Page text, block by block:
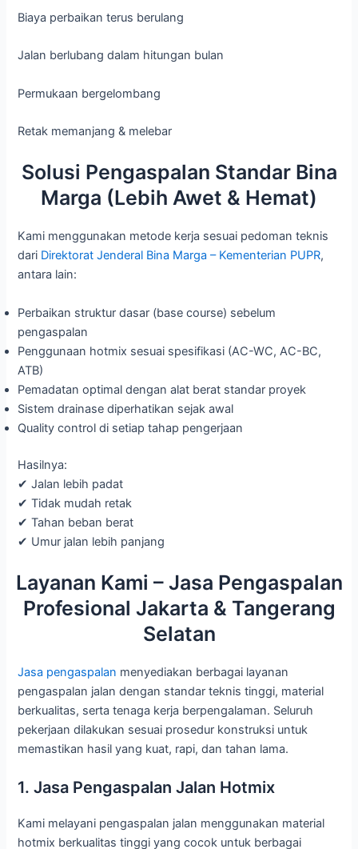
Biaya perbaikan terus berulang
Jalan berlubang dalam hitungan bulan
Permukaan bergelombang
Retak memanjang & melebar
Solusi Pengaspalan Standar Bina
Marga (Lebih Awet & Hemat)
Kami menggunakan metode kerja sesuai pedoman teknis
dari Direktorat Jenderal Bina Marga – Kementerian PUPR,
antara lain:
Perbaikan struktur dasar (base course) sebelum
pengaspalan
Penggunaan hotmix sesuai spesifikasi (AC-WC, AC-BC,
ATB)
Pemadatan optimal dengan alat berat standar proyek
Sistem drainase diperhatikan sejak awal
Quality control di setiap tahap pengerjaan
Hasilnya:
✔ Jalan lebih padat
✔ Tidak mudah retak
✔ Tahan beban berat
✔ Umur jalan lebih panjang
Layanan Kami – Jasa Pengaspalan
Profesional Jakarta & Tangerang
Selatan
Jasa pengaspalan menyediakan berbagai layanan
pengaspalan jalan dengan standar teknis tinggi, material
berkualitas, serta tenaga kerja berpengalaman. Seluruh
pekerjaan dilakukan sesuai prosedur konstruksi untuk
memastikan hasil yang kuat, rapi, dan tahan lama.
1. Jasa Pengaspalan Jalan Hotmix
Kami melayani pengaspalan jalan menggunakan material
hotmix berkualitas tinggi yang cocok untuk berbagai